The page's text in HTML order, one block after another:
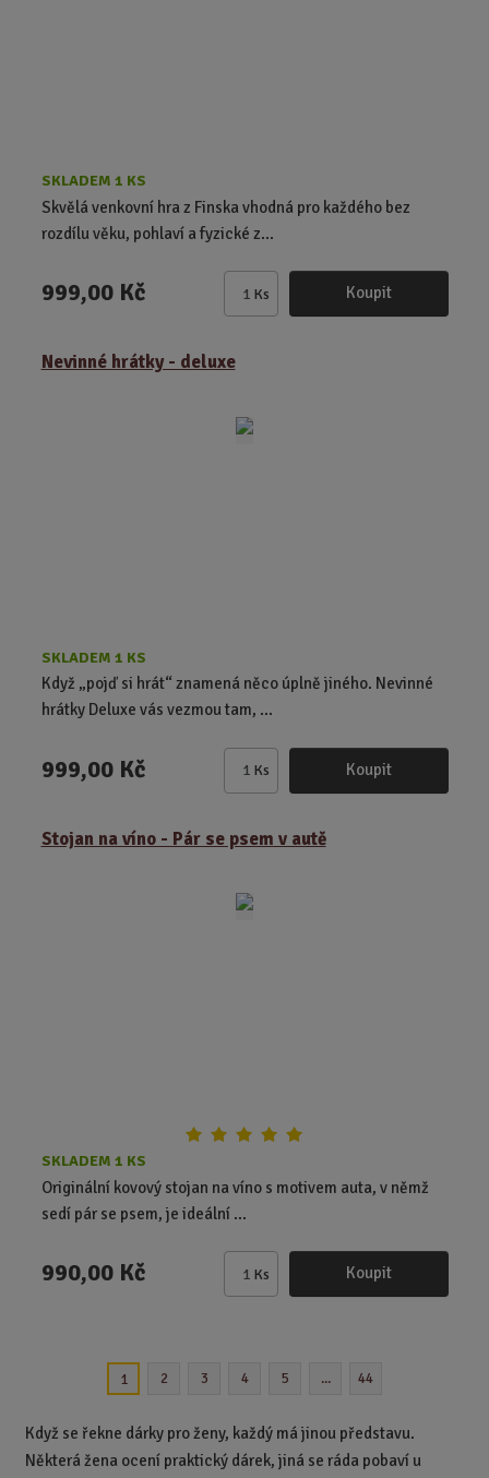
SKLADEM 1 KS
Skvělá venkovní hra z Finska vhodná pro každého bez
rozdílu věku, pohlaví a fyzické z...
999,00 Kč
Z
t
Ks Koupit
Nevinné hrátky - deluxe
SKLADEM 1 KS
Když „pojď si hrát“ znamená něco úplně jiného. Nevinné
hrátky Deluxe vás vezmou tam, ...
999,00 Kč
Z
n
t
Ks Koupit
Stojan na víno - Pár se psem v autě
SKLADEM 1 KS
Originální kovový stojan na víno s motivem auta, v němž
sedí pár se psem, je ideální ...
990,00 Kč
Z
p
Ks Koupit
1 2 3 4 5 ... 44
Když se řekne dárky pro ženy, každý má jinou představu.
Některá žena ocení praktický dárek, jiná se ráda pobaví u